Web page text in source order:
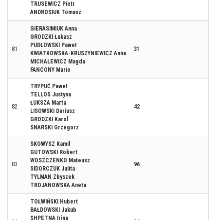
TRUSEWICZ Piotr
ANDROSIUK Tomasz
81
GIERASIMIUK Anna
GRODZKI Łukasz
PUDŁOWSKI Paweł
KWIATKOWSKA-KRUSZYNIEWICZ Anna
MICHALEWICZ Magda
FANCONY Mario
31
82
TRYPUĆ Paweł
TELLOS Justyna
ŁUKSZA Marta
LISOWSKI Dariusz
GRODZKI Karol
SNARSKI Grzegorz
42
83
SKOWYSZ Kamil
GUTOWSKI Robert
WOSZCZENKO Mateusz
SIDORCZUK Julita
TYLMAN Zbyszek
TROJANOWSKA Aneta
96
TOŁWIŃSKI Hubert
BAŁDOWSKI Jakub
SHPETNA Irina